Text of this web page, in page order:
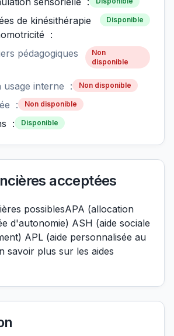
de kinésithérapie
:
Disponible
pédagogiques
Non
disponible
usage interne : Non disponible
: Non disponible
: Disponible
acceptées
possiblesAPA (allocation
d'autonomie) ASH (aide sociale
APL (aide personnalisée au
savoir plus sur les aides